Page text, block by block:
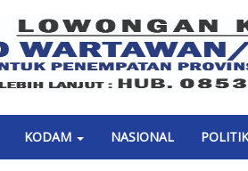
KODAM NASIONAL POLITIK